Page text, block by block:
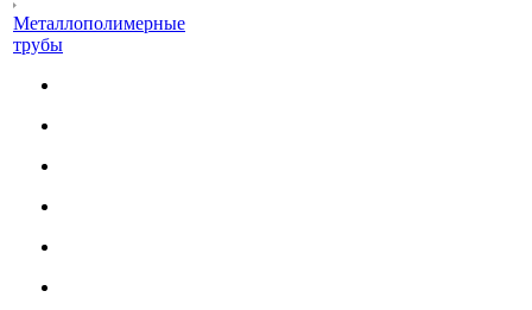
Металлополимерные
трубы